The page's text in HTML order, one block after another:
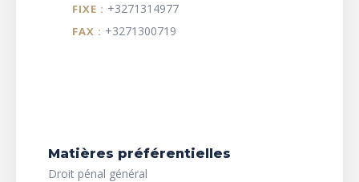
FIXE : +3271314977
FAX : +3271300719
Matières préférentielles
Droit pénal général